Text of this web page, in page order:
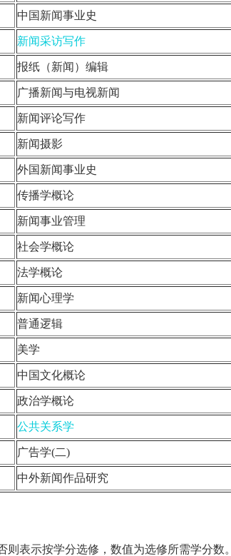
中国新闻事业史
新闻采访写作
报纸（新闻）编辑
广播新闻与电视新闻
新闻评论写作
新闻摄影
外国新闻事业史
传播学概论
新闻事业管理
社会学概论
法学概论
新闻心理学
普通逻辑
美学
中国文化概论
政治学概论
公共关系学
广告学(二)
中外新闻作品研究
按学分选修，数值为选修所需学分数。